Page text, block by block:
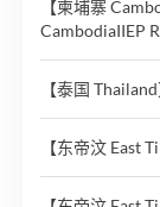
【柬埔寨
CambodiaIIEP
【泰国
【东帝汶 East